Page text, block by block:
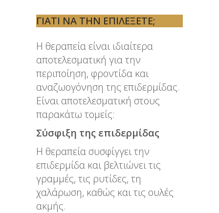
ΓΙΑΤΊ ΝΑ ΤΗΝ ΕΠΙΛΈΞΕΤΕ;
Η θεραπεία είναι ιδιαίτερα
αποτελεσματική για την
περιποίηση, φροντίδα και
αναζωογόνηση της επιδερμίδας.
Είναι αποτελεσματική στους
παρακάτω τομείς:
Σύσφιξη της επιδερμίδας
Η θεραπεία συσφίγγει την
επιδερμίδα και βελτιώνει τις
γραμμές, τις ρυτίδες, τη
χαλάρωση, καθώς και τις ουλές
ακμής.